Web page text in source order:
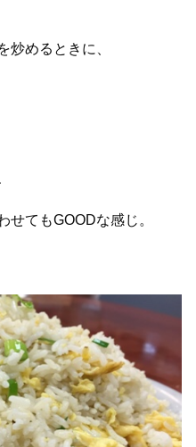
炒めるときに、
せてもGOODな感じ。